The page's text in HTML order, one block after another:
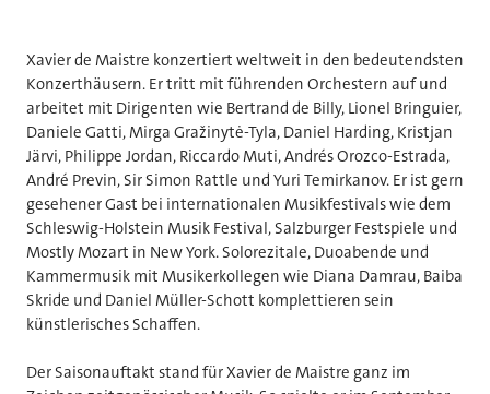
Xavier de Maistre konzertiert weltweit in den bedeutendsten
Konzerthäusern. Er tritt mit führenden Orchestern auf und
arbeitet mit Dirigenten wie Bertrand de Billy, Lionel Bringuier,
Daniele Gatti, Mirga Gražinytė-Tyla, Daniel Harding, Kristjan
Järvi, Philippe Jordan, Riccardo Muti, Andrés Orozco-Estrada,
André Previn, Sir Simon Rattle und Yuri Temirkanov. Er ist gern
gesehener Gast bei internationalen Musikfestivals wie dem
Schleswig-Holstein Musik Festival, Salzburger Festspiele und
Mostly Mozart in New York. Solorezitale, Duoabende und
Kammermusik mit Musikerkollegen wie Diana Damrau, Baiba
Skride und Daniel Müller-Schott komplettieren sein
künstlerisches Schaffen.
Der Saisonauftakt stand für Xavier de Maistre ganz im